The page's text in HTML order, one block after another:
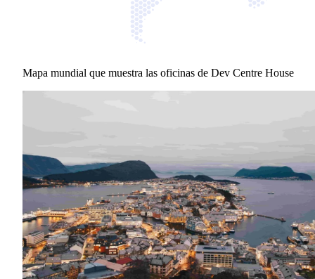
Mapa mundial que muestra las oficinas de Dev Centre House